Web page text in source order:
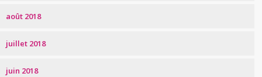
août 2018
juillet 2018
juin 2018